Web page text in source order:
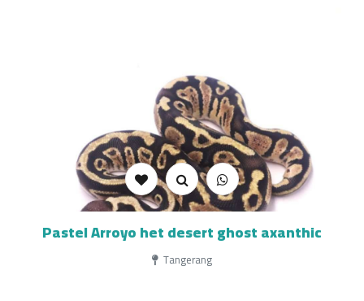
Pastel Arroyo het desert ghost axanthic
Tangerang